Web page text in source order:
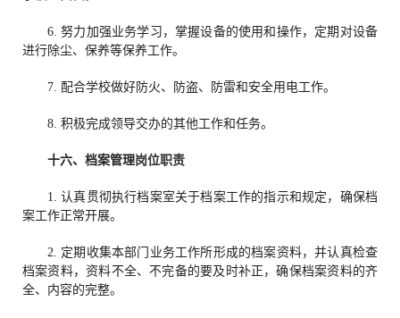
6. 努力加强业务学习，掌握设备的使用和操作，定期对设备
进行除尘、保养等保养工作。
7. 配合学校做好防火、防盗、防雷和安全用电工作。
8. 积极完成领导交办的其他工作和任务。
十六、 档案管理岗位职责
1. 认真贯彻执行档案室关于档案工作的指示和规定，确保档
案工作正常开展。
2. 定期收集本部门业务工作所形成的档案资料，并认真检查
档案资料，资料不全、不完备的要及时补正，确保档案资料的齐
全、内容的完整。